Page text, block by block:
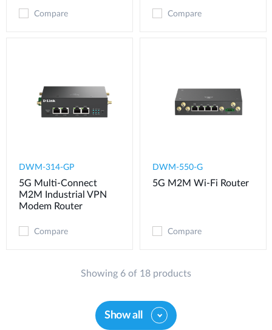
Compare Compare
DWM-314-GP
5G Multi-Connect
M2M Industrial VPN
Modem​ Router
Compare
DWM-550-G
5G M2M Wi-Fi Router
Compare
Showing 6 of 18 products
Show all